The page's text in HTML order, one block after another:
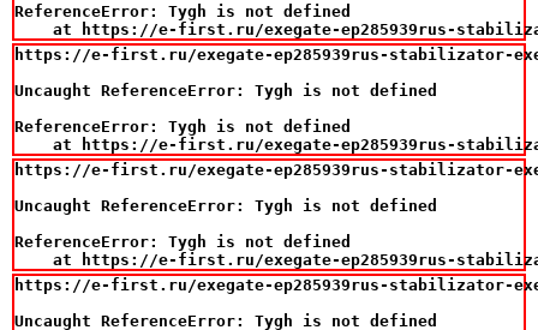
ReferenceError: Tygh is not defined
at https://e-first.ru/exegate-ep285939rus-
https://e-first.ru/exegate-ep285939rus-stabilizator-
Uncaught ReferenceError: Tygh is not defined
ReferenceError: Tygh is not defined
at https://e-first.ru/exegate-ep285939rus-
https://e-first.ru/exegate-ep285939rus-stabilizator-
Uncaught ReferenceError: Tygh is not defined
ReferenceError: Tygh is not defined
at https://e-first.ru/exegate-ep285939rus-
https://e-first.ru/exegate-ep285939rus-stabilizator-
Uncaught ReferenceError: Tygh is not defined